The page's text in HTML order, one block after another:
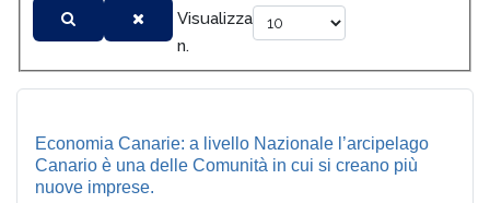
Visualizza
n.
Economia Canarie: a livello Nazionale l’arcipelago
Canario è una delle Comunità in cui si creano più
nuove imprese.